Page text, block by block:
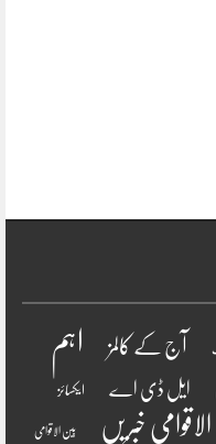
آج کے کالمز
اہم
ایل ڈی اے ایکسائز
خبریں بین الاقوامی